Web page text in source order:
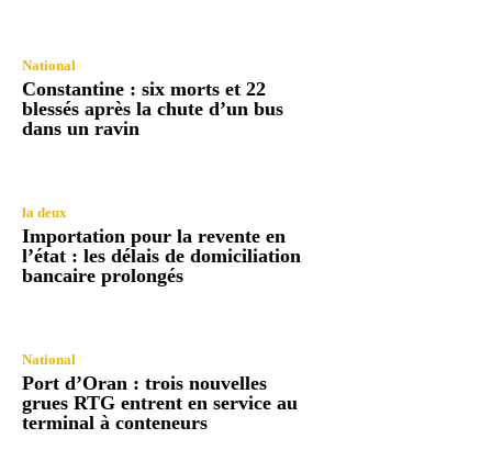
National
Constantine : six morts et 22
blessés après la chute d’un bus
dans un ravin
la deux
Importation pour la revente en
l’état : les délais de domiciliation
bancaire prolongés
National
Port d’Oran : trois nouvelles
grues RTG entrent en service au
terminal à conteneurs